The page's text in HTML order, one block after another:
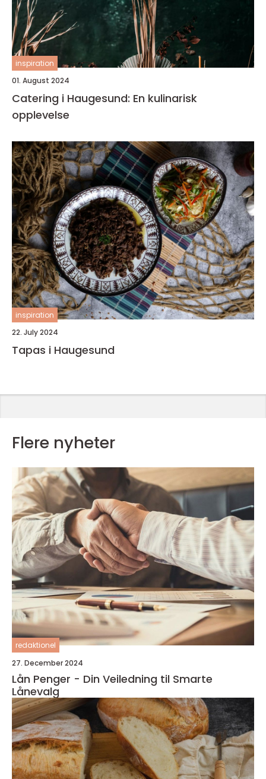
inspiration
01. August 2024
Catering i Haugesund: En kulinarisk
opplevelse
inspiration
22. July 2024
Tapas i Haugesund
Flere nyheter
redaktionel
27. December 2024
Lån Penger - Din Veiledning til Smarte
Lånevalg